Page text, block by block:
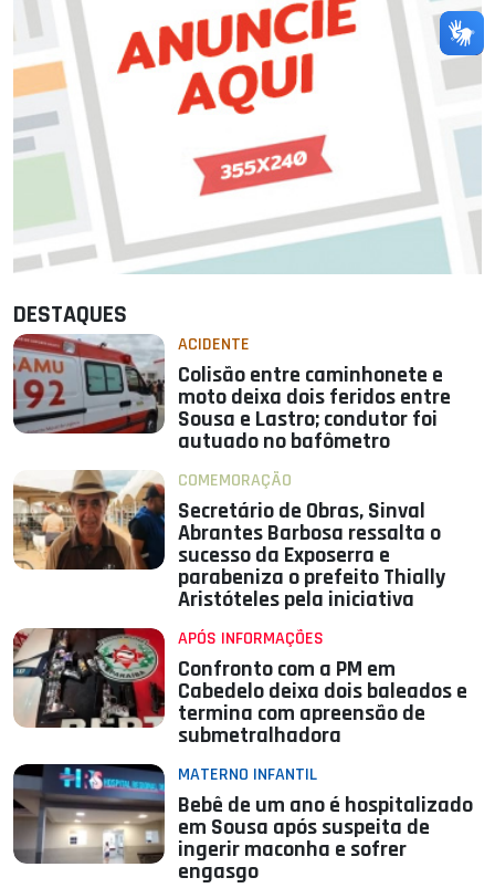
DESTAQUES
ACIDENTE
Colisão entre caminhonete e
moto deixa dois feridos entre
Sousa e Lastro; condutor foi
autuado no bafômetro
COMEMORAÇÃO
Secretário de Obras, Sinval
Abrantes Barbosa ressalta o
sucesso da Exposerra e
parabeniza o prefeito Thially
Aristóteles pela iniciativa
APÓS INFORMAÇÕES
Confronto com a PM em
Cabedelo deixa dois baleados e
termina com apreensão de
submetralhadora
MATERNO INFANTIL
Bebê de um ano é hospitalizado
em Sousa após suspeita de
ingerir maconha e sofrer
engasgo